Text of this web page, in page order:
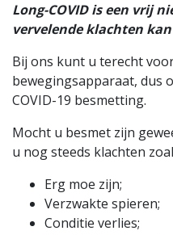
Long-COVID is een vrij
vervelende klachten
Bij ons kunt u terecht
bewegingsapparaat, dus
COVID-19 besmetting.
Mocht u besmet zijn
u nog steeds klachten
Erg moe zijn;
Verzwakte spieren;
Conditie verlies;